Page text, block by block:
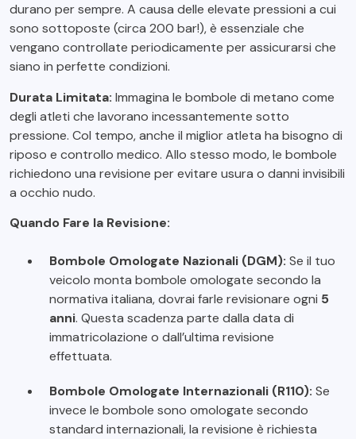
durano per sempre. A causa delle elevate pressioni a cui
sono sottoposte (circa 200 bar!), è essenziale che
vengano controllate periodicamente per assicurarsi che
siano in perfette condizioni.
Durata Limitata: Immagina le bombole di metano come
degli atleti che lavorano incessantemente sotto
pressione. Col tempo, anche il miglior atleta ha bisogno di
riposo e controllo medico. Allo stesso modo, le bombole
richiedono una revisione per evitare usura o danni invisibili
a occhio nudo.
Quando Fare la Revisione:
Bombole Omologate Nazionali (DGM): Se il tuo
veicolo monta bombole omologate secondo la
normativa italiana, dovrai farle revisionare ogni 5
anni. Questa scadenza parte dalla data di
immatricolazione o dall’ultima revisione
effettuata.
Bombole Omologate Internazionali (R110): Se
invece le bombole sono omologate secondo
standard internazionali, la revisione è richiesta